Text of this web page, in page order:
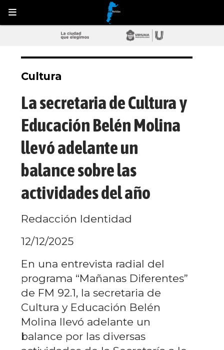
La secretaria de Cultura y
Educación Belén Molina
llevó adelante un
balance sobre las
actividades del año
En una entrevista radial del
programa “Mañanas Diferentes”
de FM 92.1, la secretaria de
Cultura y Educación Belén
Molina llevó adelante un
balance por las diversas
Cultura
12/12/2025
Redacción Identidad